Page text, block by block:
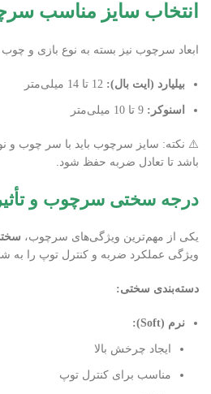
انتخاب سایز مناسب
ابعاد سرچوب نیز بسته به نوع بازی و
بیلیارد (ایت بال):
اسنوکر :
⚠️ نکته: سایز سرچوب باید با سر چوب و
باشد تا تعادل ضربه حفظ شود.
درجه سختی سرچوب و
یکی از مهم‌ترین ویژگی‌های سرچوب،
ویژگی عملکرد ضربه و کنترل توپ را به
دسته‌بندی سختی:
نرم (Soft):
ایجاد چرخش بالا
مناسب برای کنترل توپ